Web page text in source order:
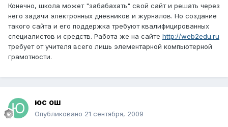
Конечно, школа может "забабахать" свой сайт и решать через
него задачи электронных дневников и журналов. Но создание
такого сайта и его поддержка требуют квалифицированных
специалистов и средств. Работа же на сайте http://web2edu.ru
требует от учителя всего лишь элементарной компьютерной
грамотности.
юс ош
Опубликовано 21 сентября, 2009